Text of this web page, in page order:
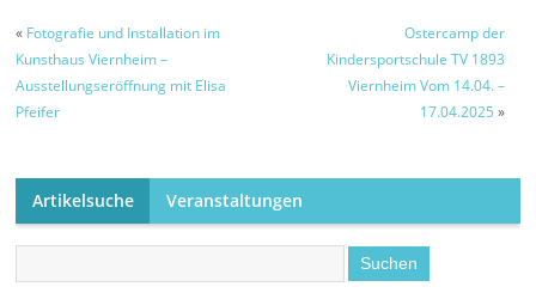
« Fotografie und Installation im
Kunsthaus Viernheim –
Ausstellungseröffnung mit Elisa
Pfeifer
Ostercamp der
Kindersportschule TV 1893
Viernheim Vom 14.04. –
17.04.2025 »
Artikelsuche Veranstaltungen